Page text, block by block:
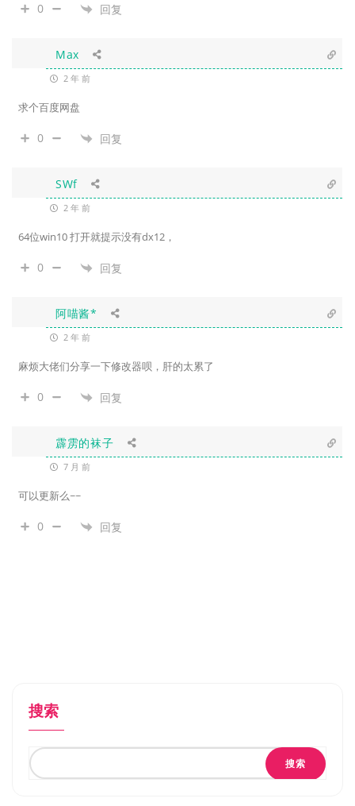
0 回复
Max
2 年 前
求个百度网盘
0 回复
SWf
2 年 前
64位win10 打开就提示没有dx12，
0 回复
阿喵酱*
2 年 前
麻烦大佬们分享一下修改器呗，肝的太累了
0 回复
霹雳的袜子
7 月 前
可以更新么~~
0 回复
搜索
搜索